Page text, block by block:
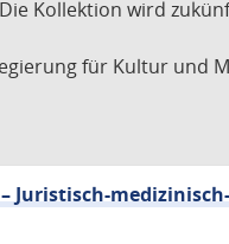
Kollektion wird
für Kultur und
– Juristisch-